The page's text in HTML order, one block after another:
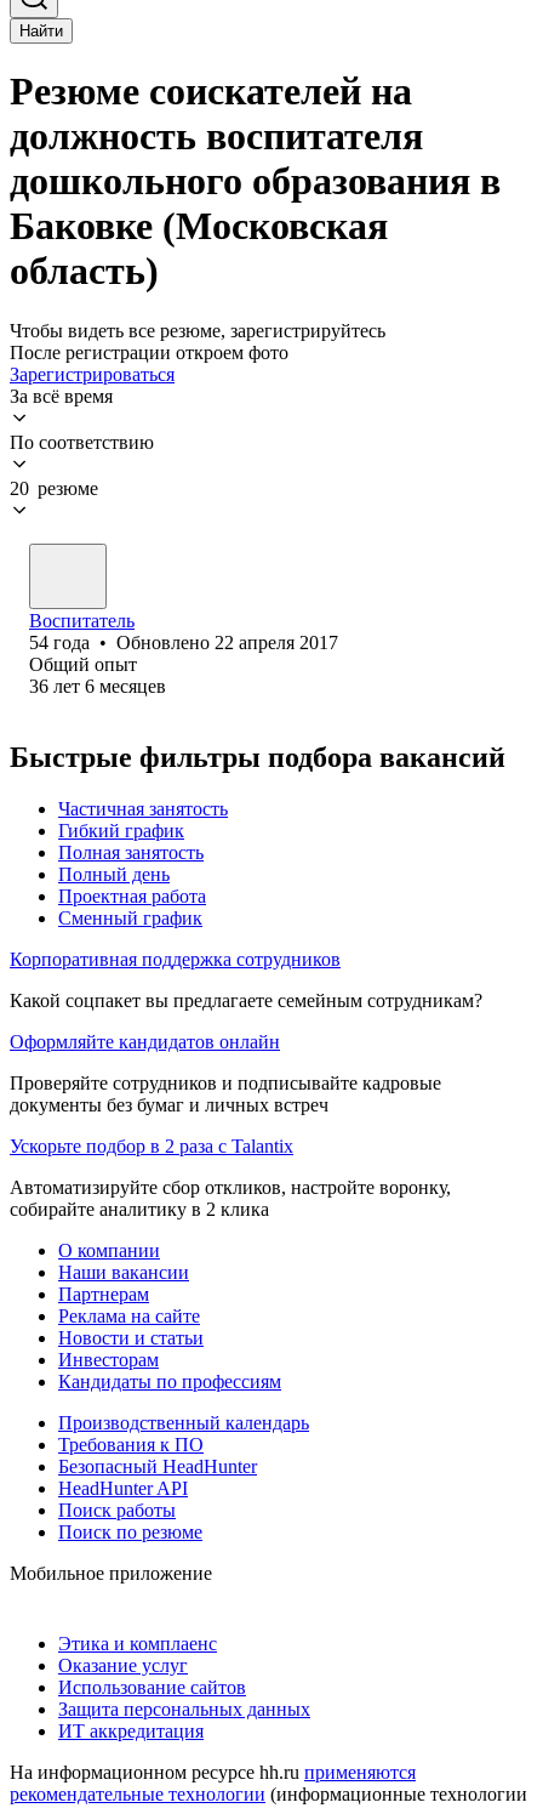
Найти
Резюме соискателей на
должность воспитателя
дошкольного образования в
Баковке (Московская
область)
Чтобы видеть все резюме, зарегистрируйтесь
После регистрации откроем фото
Зарегистрироваться
За всё время
По соответствию
20 резюме
Воспитатель
54 года • Обновлено 22 апреля 2017
Общий опыт
36 лет 6 месяцев
Быстрые фильтры подбора вакансий
Частичная занятость
Гибкий график
Полная занятость
Полный день
Проектная работа
Сменный график
Корпоративная поддержка сотрудников
Какой соцпакет вы предлагаете семейным сотрудникам?
Оформляйте кандидатов онлайн
Проверяйте сотрудников и подписывайте кадровые
документы без бумаг и личных встреч
Ускорьте подбор в 2 раза с Talantix
Автоматизируйте сбор откликов, настройте воронку,
собирайте аналитику в 2 клика
О компании
Наши вакансии
Партнерам
Реклама на сайте
Новости и статьи
Инвесторам
Кандидаты по профессиям
Производственный календарь
Требования к ПО
Безопасный HeadHunter
HeadHunter API
Поиск работы
Поиск по резюме
Мобильное приложение
Этика и комплаенс
Оказание услуг
Использование сайтов
Защита персональных данных
ИТ аккредитация
На информационном ресурсе hh.ru применяются
рекомендательные технологии (информационные технологии